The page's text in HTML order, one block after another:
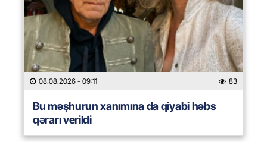
08.08.2026 - 09:11 83
Bu məşhurun xanımına da qiyabi həbs
qərarı verildi